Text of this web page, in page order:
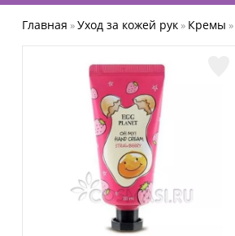
Главная »Уход за кожей рук » Кремы »